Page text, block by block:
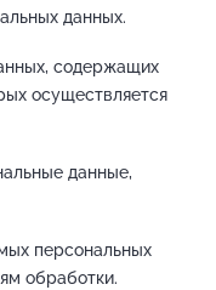
данных.
содержащих
осуществляется
данные,
персональных
обработки.